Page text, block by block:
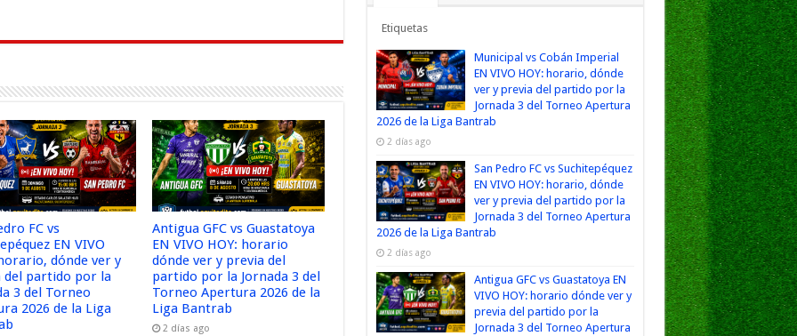
FC vs
EN VIVO
dónde ver y
del partido por la
3 del Torneo
2026 de la Liga
Antigua GFC vs Guastatoya
EN VIVO HOY: horario
dónde ver y previa del
partido por la Jornada 3 del
Torneo Apertura 2026 de la
Liga Bantrab
2 días ago
Etiquetas
Municipal vs Cobán Imperial
EN VIVO HOY: horario, dónde
ver y previa del partido por la
Jornada 3 del Torneo Apertura
2026 de la Liga Bantrab
2 días ago
San Pedro FC vs Suchitepéquez
EN VIVO HOY: horario, dónde
ver y previa del partido por la
Jornada 3 del Torneo Apertura
2026 de la Liga Bantrab
2 días ago
Antigua GFC vs Guastatoya EN
VIVO HOY: horario dónde ver y
previa del partido por la
Jornada 3 del Torneo Apertura